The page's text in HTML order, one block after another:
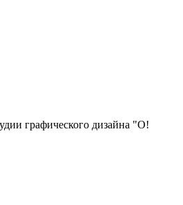
графического дизайна "О!